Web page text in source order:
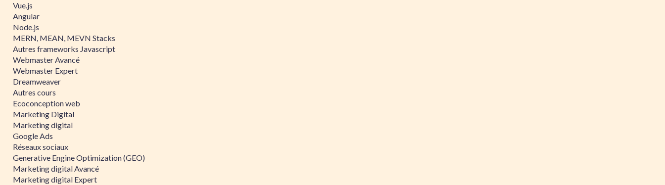
Vue.js
Angular
Node.js
MERN, MEAN, MEVN Stacks
Autres frameworks Javascript
Webmaster Avancé
Webmaster Expert
Dreamweaver
Autres cours
Ecoconception web
Marketing Digital
Marketing digital
Google Ads
Réseaux sociaux
Generative Engine Optimization (GEO)
Marketing digital Avancé
Marketing digital Expert